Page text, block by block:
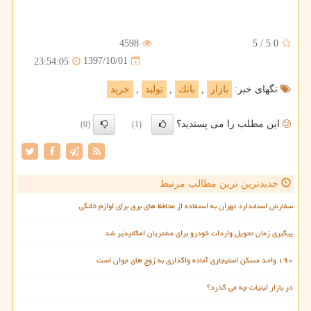
5.0
/
5
4598
1397/10/01
23:54:05
تگهای خبر: بازار , بانك , تولید , خرید
این مطلب را می پسندید؟ (1)
(0)
جدیدترین ترین مطالب مرتبط
سفارش استاندارد تهران به استفاده از محافظ های برق برای لوازم خانگی
پیگیری زمان تحویل واردات خودرو برای مشتریان امکانپذیر شد
۱۹۰ واحد مسکن استیجاری آماده واگذاری به زوج های جوان است
در بازار لبنیات چه می گذرد؟